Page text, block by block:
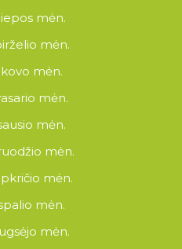
mėn.
mėn.
mėn.
mėn.
mėn.
mėn.
mėn.
mėn.
mėn.